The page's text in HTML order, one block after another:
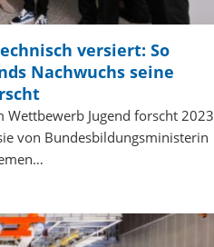
versiert: So
Nachwuchs seine
Wettbewerb Jugend forscht 2023
von Bundesbildungsministerin